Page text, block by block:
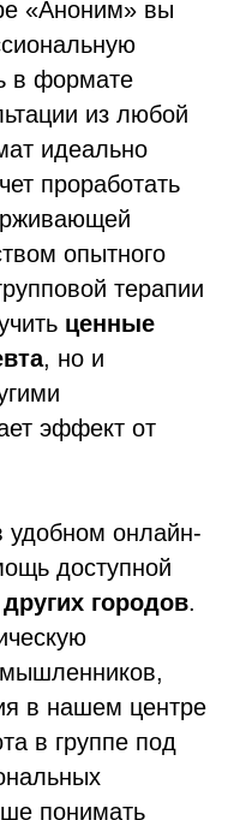
«Аноним» вы
в формате
из любой
идеально
проработать
опытного
терапии
ценные
, но и
эффект от
удобном онлайн-
доступной
городов.
в нашем центре
в группе под
понимать